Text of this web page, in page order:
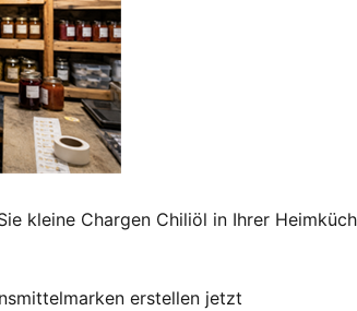
kleine Chargen Chiliöl in Ihrer
erstellen jetzt